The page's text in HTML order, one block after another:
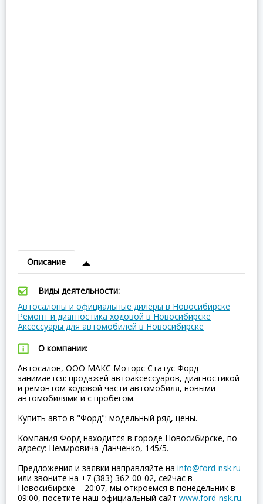
Описание
Виды деятельности:
Автосалоны и официальные дилеры в Новосибирске
Ремонт и диагностика ходовой в Новосибирске
Аксессуары для автомобилей в Новосибирске
О компании:
Автосалон, ООО МАКС Моторс Статус Форд
занимается: продажей автоаксессуаров, диагностикой
и ремонтом ходовой части автомобиля, новыми
автомобилями и с пробегом.
Купить авто в "Форд": модельный ряд, цены.
Компания Форд находится в городе Новосибирске, по
адресу: Немировича-Данченко, 145/5.
Предложения и заявки направляйте на info@ford-nsk.ru
или звоните на +7 (383) 362-00-02, сейчас в
Новосибирске – 20:07, мы откроемся в понедельник в
09:00, посетите наш официальный сайт www.ford-nsk.ru.